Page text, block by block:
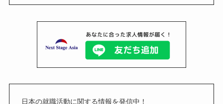
日本の就職活動に関する情報を発信中！